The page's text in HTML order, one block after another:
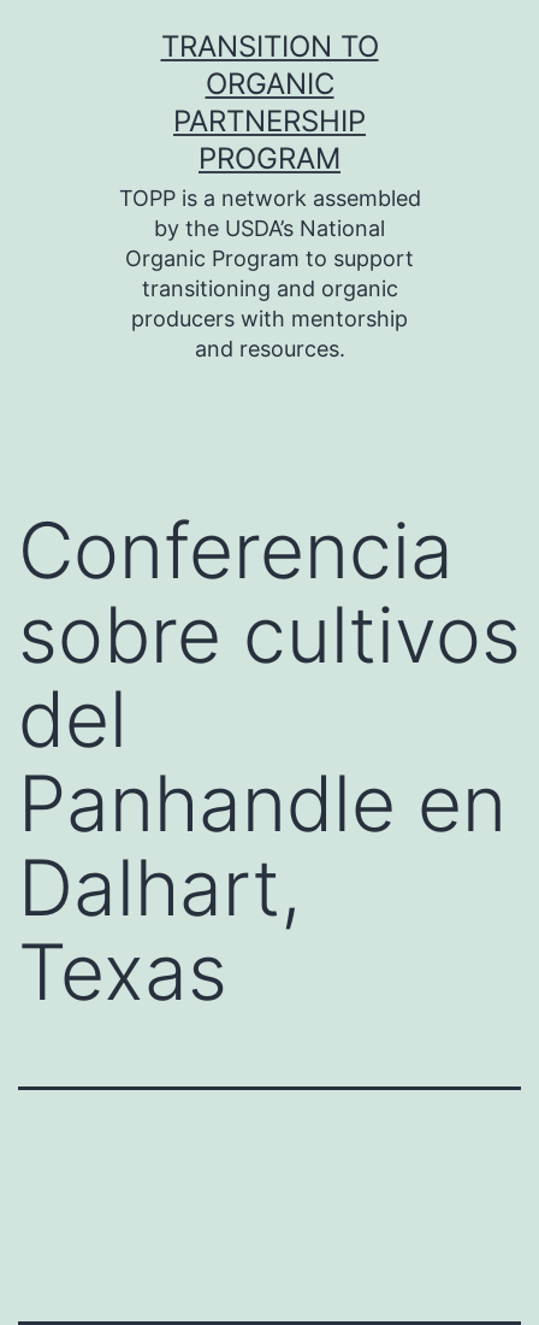
TRANSITION TO
ORGANIC
PARTNERSHIP
PROGRAM
TOPP is a network assembled
by the USDA’s National
Organic Program to support
transitioning and organic
producers with mentorship
and resources.
Conferencia
sobre cultivos
del
Panhandle en
Dalhart,
Texas